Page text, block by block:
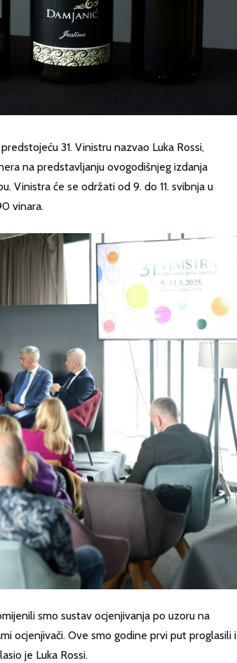
31. Vinistru nazvao Luka Rossi,
na predstavljanju ovogodišnjeg izdanja
Vinistra će se održati od 9. do 11. svibnja u
vinara.
smo sustav ocjenjivanja po uzoru na
ocjenjivači. Ove smo godine prvi put proglasili i
je Luka Rossi.